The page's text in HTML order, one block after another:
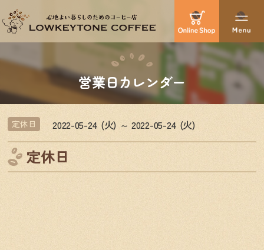
営業日カレンダー
定休日 2022-05-24 (火) ～ 2022-05-24 (火)
定休日